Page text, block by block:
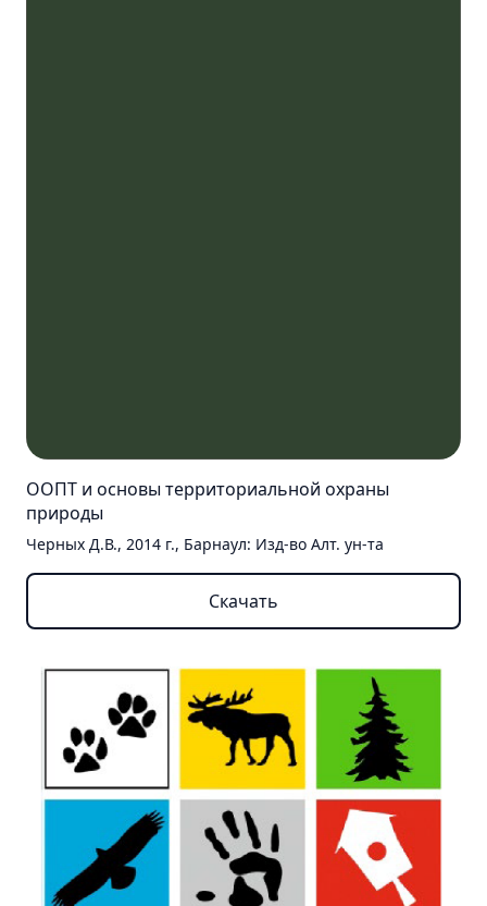
ООПТ и основы территориальной охраны
природы
Черных Д.В., 2014 г., Барнаул: Изд-во Алт. ун-та
Скачать